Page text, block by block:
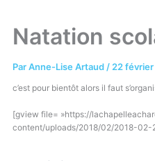
Natation
ParAnne-Lise Artaud / 22
c’est pour bientôt alors il faut
[gview file= »https://
content/uploads/2018/02/2018-02-